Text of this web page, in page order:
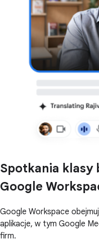
Spotkania klasy
Google
Google Workspace
aplikacje, w tym Google
firm.